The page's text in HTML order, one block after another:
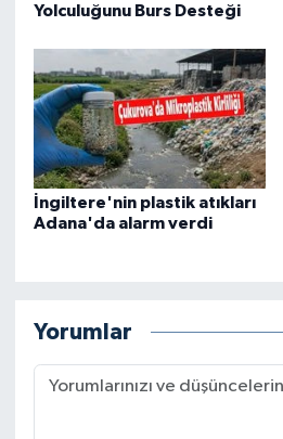
Yolculuğunu Burs Desteği
İngiltere'nin plastik atıkları
Adana'da alarm verdi
Yorumlar